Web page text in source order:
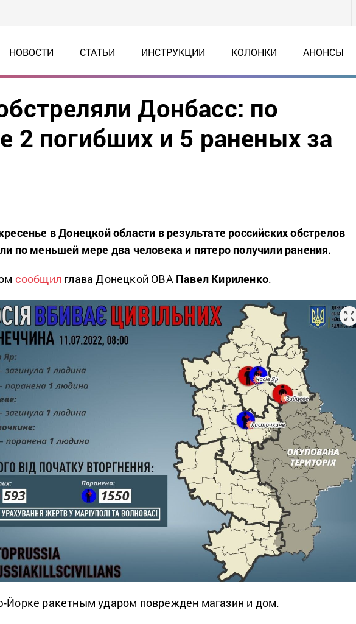
НОВОСТИ СТАТЬИ ИНСТРУКЦИИ КОЛОНКИ АНОНСЫ
Донбасс: по
2 погибших и 5 раненых за
в Донецкой области в результате российских обстрелов
по меньшей мере два человека и пятеро получили ранения.
сообщил глава Донецкой ОВА Павел Кириленко.
Йорке ракетным ударом поврежден магазин и дом.